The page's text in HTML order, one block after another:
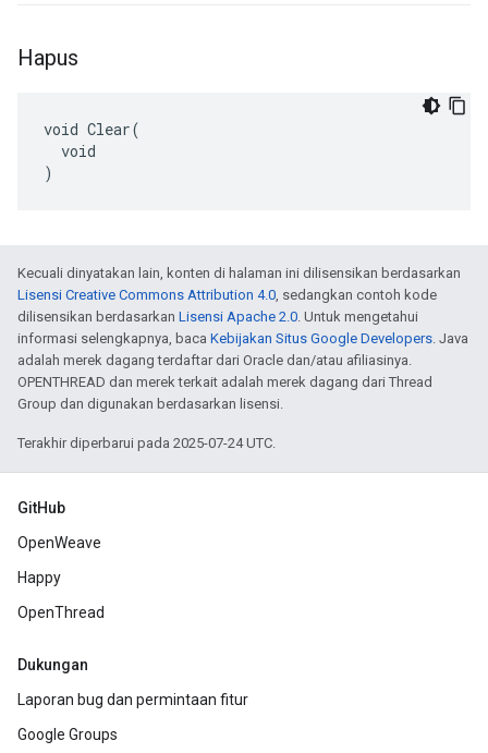
Hapus
void Clear(
  void
)
Kecuali dinyatakan lain, konten di halaman ini dilisensikan berdasarkan
Lisensi Creative Commons Attribution 4.0, sedangkan contoh kode
dilisensikan berdasarkan Lisensi Apache 2.0. Untuk mengetahui
informasi selengkapnya, baca Kebijakan Situs Google Developers. Java
adalah merek dagang terdaftar dari Oracle dan/atau afiliasinya.
OPENTHREAD dan merek terkait adalah merek dagang dari Thread
Group dan digunakan berdasarkan lisensi.
Terakhir diperbarui pada 2025-07-24 UTC.
GitHub
OpenWeave
Happy
OpenThread
Dukungan
Laporan bug dan permintaan fitur
Google Groups